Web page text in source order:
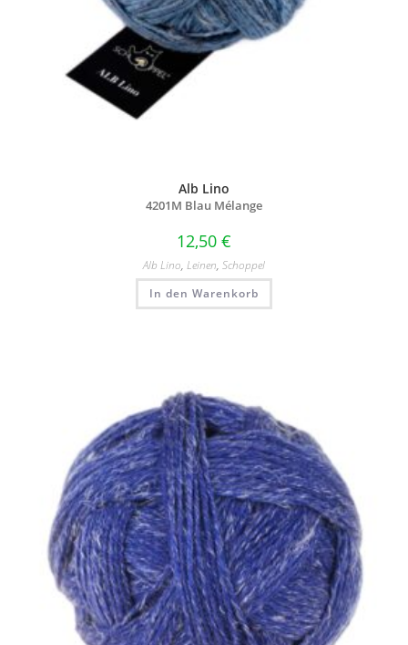
Alb Lino
4201M Blau Mélange
12,50 €
Alb Lino, Leinen, Schoppel
In den Warenkorb